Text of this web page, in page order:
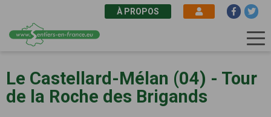
au
contenu
principal
À PROPOS
Le Castellard-Mélan (04) - Tour
de la Roche des Brigands